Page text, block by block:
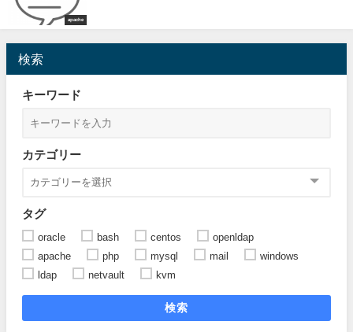
apache
検索
キーワード
カテゴリー
タグ
oracle bash centos
openldap
apache
php mysql mail
windows
ldap
netvault kvm
検索